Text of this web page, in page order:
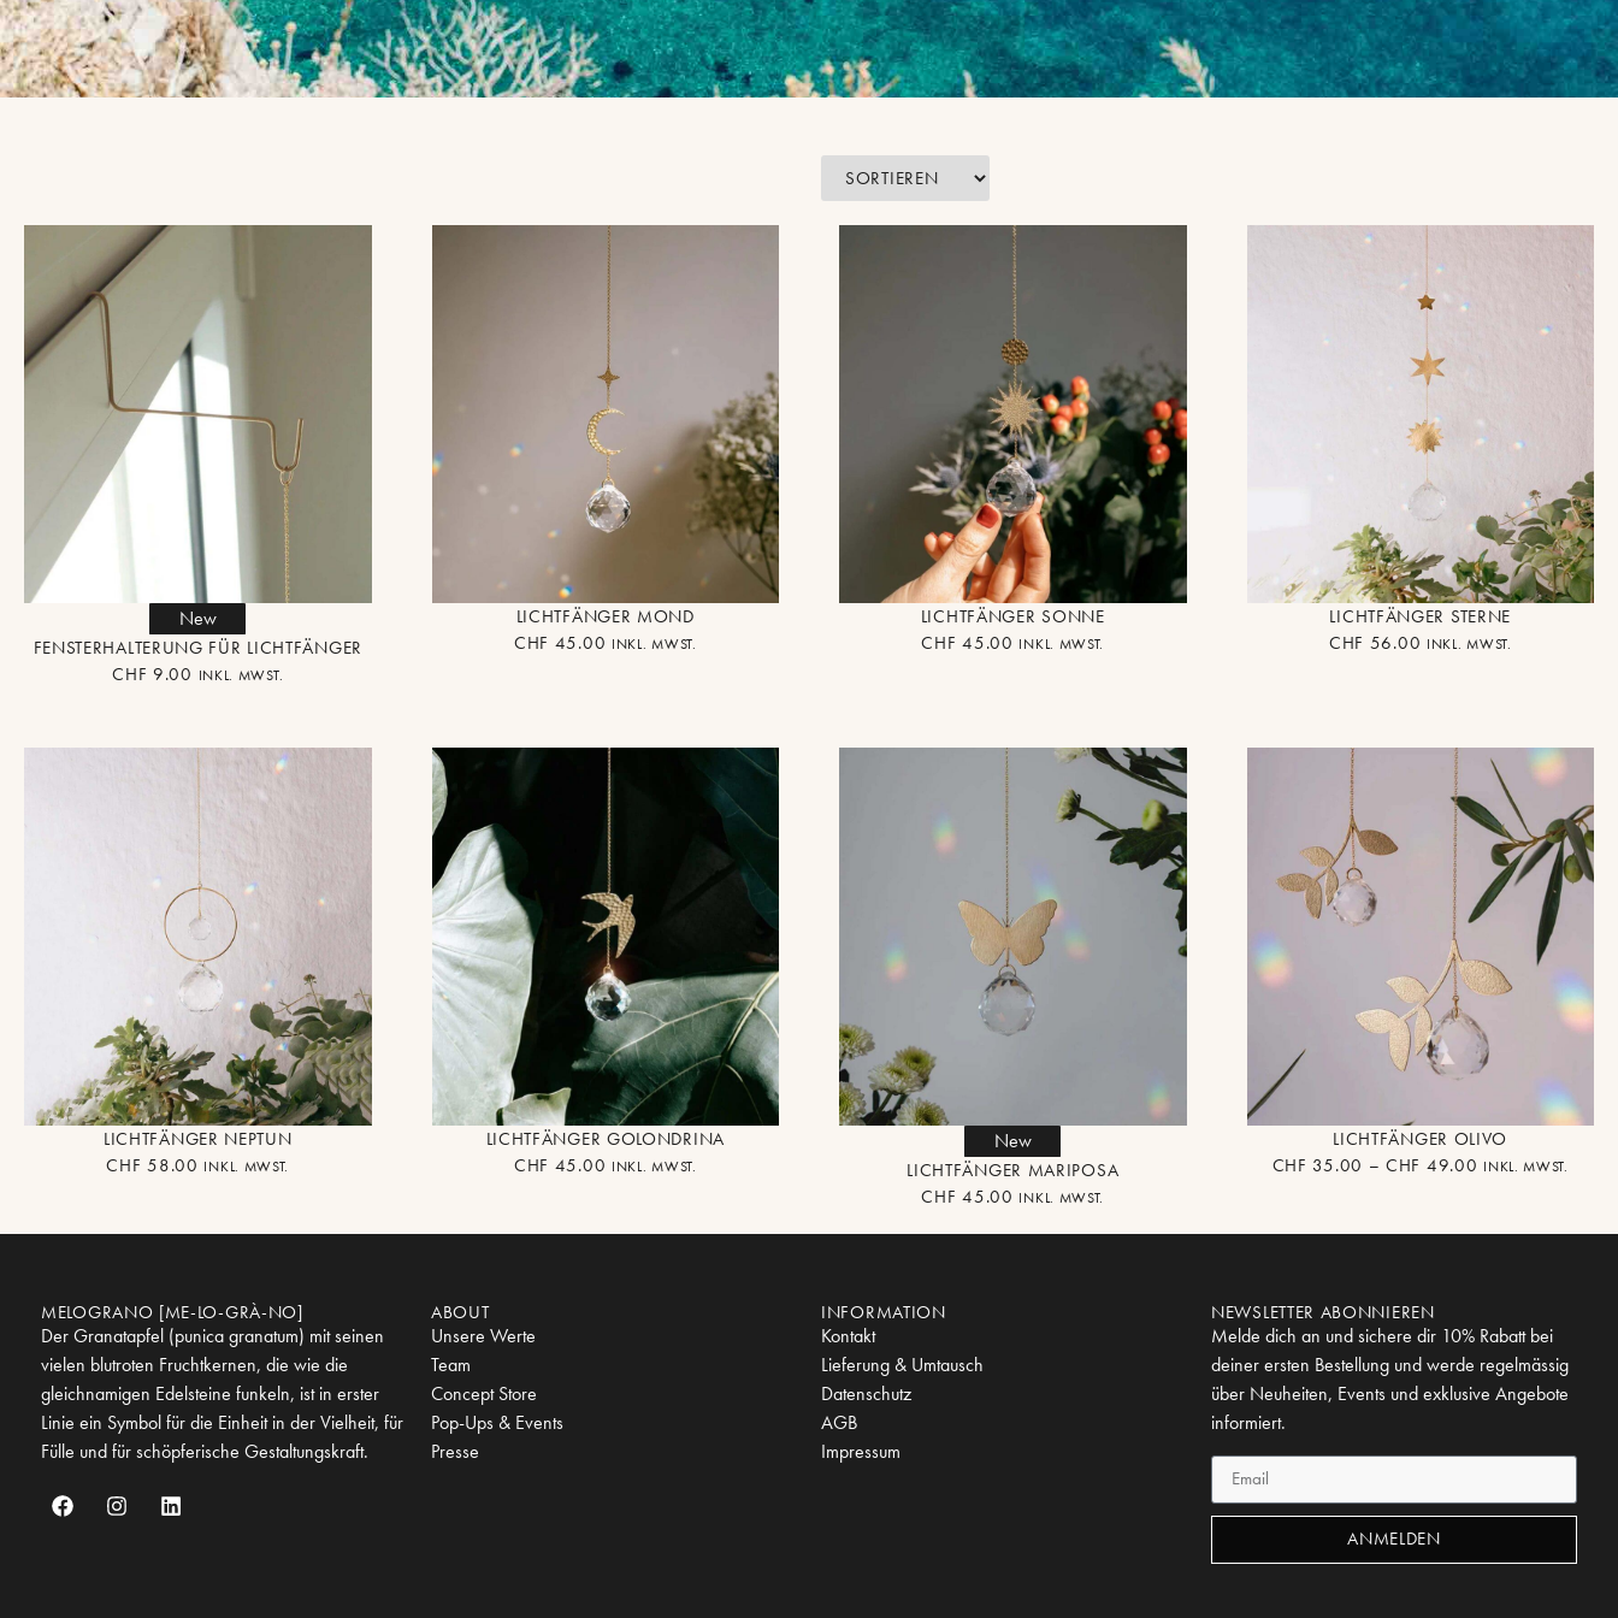
New
FENSTERHALTERUNG FÜR LICHTFÄNGER
CHF 9.00 INKL. MWST.
LICHTFÄNGER MOND
CHF 45.00 INKL. MWST.
LICHTFÄNGER SONNE
CHF 45.00 INKL. MWST.
LICHTFÄNGER STERNE
CHF 56.00 INKL. MWST.
LICHTFÄNGER NEPTUN
CHF 58.00 INKL. MWST.
LICHTFÄNGER GOLONDRINA
CHF 45.00 INKL. MWST.
New
LICHTFÄNGER MARIPOSA
CHF 45.00 INKL. MWST.
LICHTFÄNGER OLIVO
CHF 35.00 – CHF 49.00 INKL. MWST.
MELOGRANO [ME-LO-GRÀ-NO]
Der Granatapfel (punica granatum) mit seinen
vielen blutroten Fruchtkernen, die wie die
gleichnamigen Edelsteine funkeln, ist in erster
Linie ein Symbol für die Einheit in der Vielheit, für
Fülle und für schöpferische Gestaltungskraft.
ABOUT
Unsere Werte
Team
Concept Store
Pop-Ups & Events
Presse
INFORMATION
Kontakt
Lieferung & Umtausch
Datenschutz
AGB
Impressum
NEWSLETTER ABONNIEREN
Melde dich an und sichere dir 10% Rabatt bei
deiner ersten Bestellung und werde regelmässig
über Neuheiten, Events und exklusive Angebote
informiert.
ANMELDEN